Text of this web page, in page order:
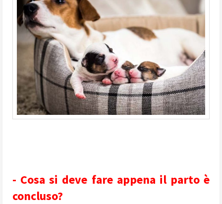
- Cosa si deve fare appena il parto è
concluso?